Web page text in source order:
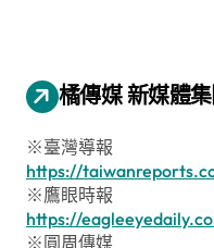
橘傳媒 新媒體集
※臺灣導報
https://
※鷹眼時報
https://
※圓周傳媒